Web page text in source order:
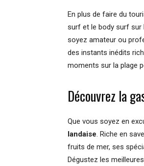
En plus de faire du
surf et le body surf sur
soyez amateur ou
des instants inédits
moments sur la plage
Découvrez la
Que vous soyez en
landaise . Riche en
fruits de mer, ses
Dégustez les